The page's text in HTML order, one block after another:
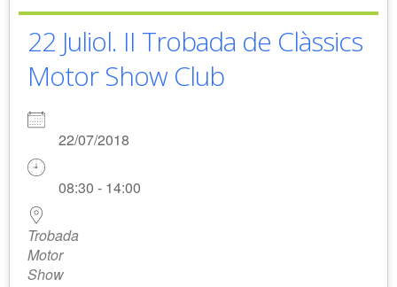
22 Juliol. II Trobada de Clàssics
Motor Show Club
22/07/2018
08:30 - 14:00
Trobada
Motor
Show